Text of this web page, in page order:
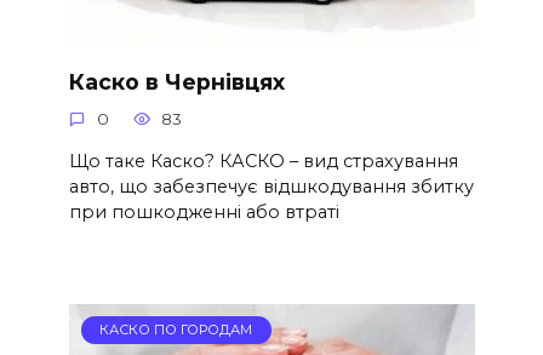
Каско в Чернівцях
0 83
Що таке Каско? КАСКО – вид страхування
авто, що забезпечує відшкодування збитку
при пошкодженні або втраті
КАСКО ПО ГОРОДАМ